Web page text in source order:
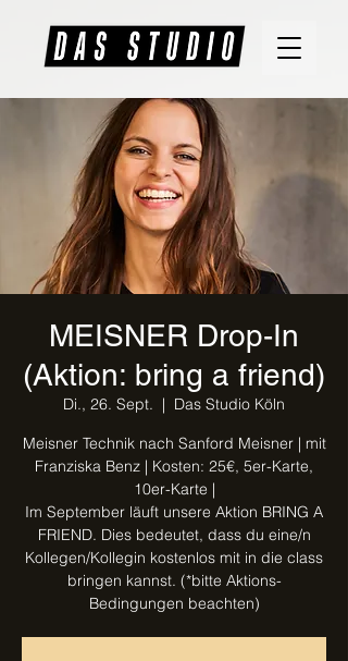
MEISNER Drop-In
(Aktion: bring a friend)
Di., 26. Sept.
  |
Das Studio Köln
Meisner Technik nach Sanford Meisner | mit
Franziska Benz | Kosten: 25€, 5er-Karte,
10er-Karte |
Im September läuft unsere Aktion BRING A
FRIEND. Dies bedeutet, dass du eine/n
Kollegen/Kollegin kostenlos mit in die class
bringen kannst. (*bitte Aktions-